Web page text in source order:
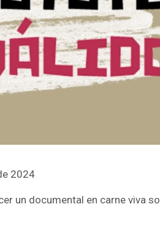
2024
un documental en carne viva